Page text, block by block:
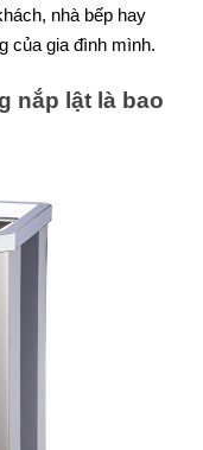
nhà bếp hay
của gia đình mình.
nắp lật là bao